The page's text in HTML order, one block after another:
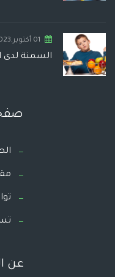
01 أكتوبر,2023
السمنة لدى
عن